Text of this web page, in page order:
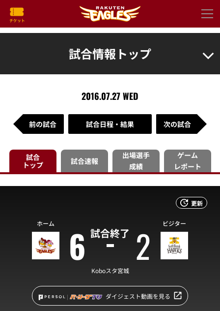
試合情報トップ
2016.07.27 WED
前の試合 試合日程・結果 次の試合
試合
トップ
試合速報
出場選手
成績
ゲーム
レポート
更新
試合終了
ホーム 6 2 ビジター
Koboスタ宮城
ダイジェスト動画を見る